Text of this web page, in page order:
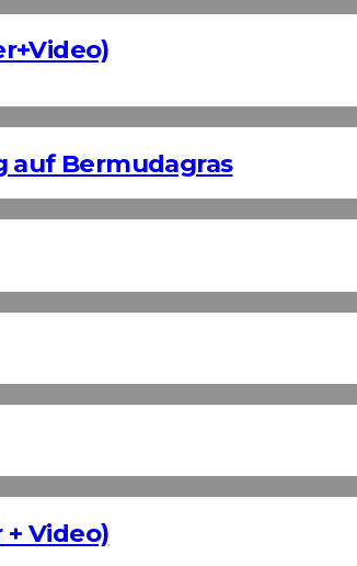
auf Bermudagras
Video)